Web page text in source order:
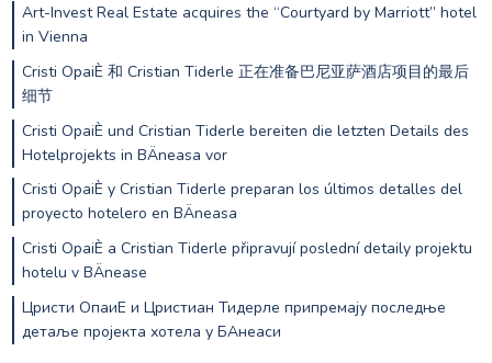
Art-Invest Real Estate acquires the “Courtyard by Marriott” hotel
in Vienna
Cristi OpaiÈ 和 Cristian Tiderle 正在准备巴尼亚萨酒店项目的最后
细节
Cristi OpaiÈ und Cristian Tiderle bereiten die letzten Details des
Hotelprojekts in BÄneasa vor
Cristi OpaiÈ y Cristian Tiderle preparan los últimos detalles del
proyecto hotelero en BÄneasa
Cristi OpaiÈ a Cristian Tiderle připravují poslední detaily projektu
hotelu v BÄnease
Цристи ОпаиЕ и Цристиан Тидерле припремају последње
детаље пројекта хотела у БАнеаси